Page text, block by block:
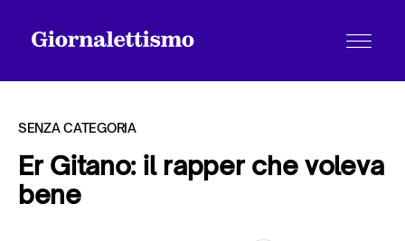
Tutti gli articoli
SENZA CATEGORIA
Er Gitano: il rapper che voleva
bene